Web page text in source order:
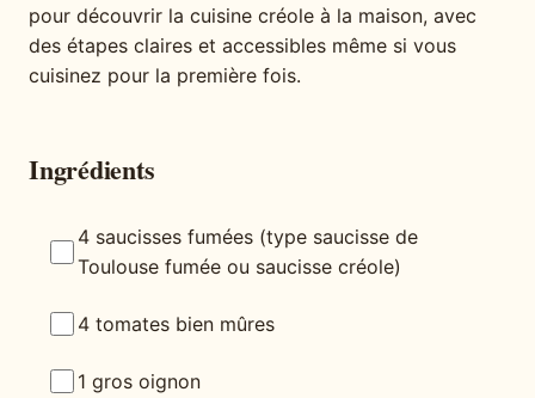
pour découvrir la cuisine créole à la maison, avec
des étapes claires et accessibles même si vous
cuisinez pour la première fois.
Ingrédients
4 saucisses fumées (type saucisse de
Toulouse fumée ou saucisse créole)
4 tomates bien mûres
1 gros oignon